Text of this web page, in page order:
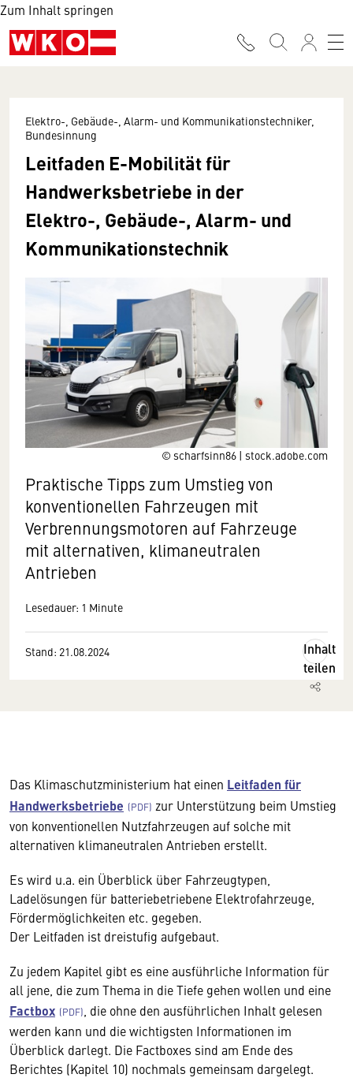
Zum Inhalt springen
© scharfsinn86 | stock.adobe.com
Elektro-, Gebäude-, Alarm- und Kommunikationstechniker,
Bundesinnung
Leitfaden E-Mobilität für
Handwerksbetriebe in der
Elektro-, Gebäude-, Alarm- und
Kommunikationstechnik
Praktische Tipps zum Umstieg von
konventionellen Fahrzeugen mit
Verbrennungsmotoren auf Fahrzeuge
mit alternativen, klimaneutralen
Antrieben
Lesedauer: 1 Minute
Stand: 21.08.2024
Inhalt
teilen
Das Klimaschutzministerium hat einen Leitfaden für
Handwerksbetriebe
zur Unterstützung beim Umstieg
von konventionellen Nutzfahrzeugen auf solche mit
alternativen klimaneutralen Antrieben erstellt.
Es wird u.a. ein Überblick über Fahrzeugtypen,
Ladelösungen für batteriebetriebene Elektrofahrzeuge,
Fördermöglichkeiten etc. gegeben.
Der Leitfaden ist dreistufig aufgebaut.
Zu jedem Kapitel gibt es eine ausführliche Information für
all jene, die zum Thema in die Tiefe gehen wollen und eine
Factbox
, die ohne den ausführlichen Inhalt gelesen
werden kann und die wichtigsten Informationen im
Überblick darlegt. Die Factboxes sind am Ende des
Berichtes (Kapitel 10) nochmals gemeinsam dargelegt.